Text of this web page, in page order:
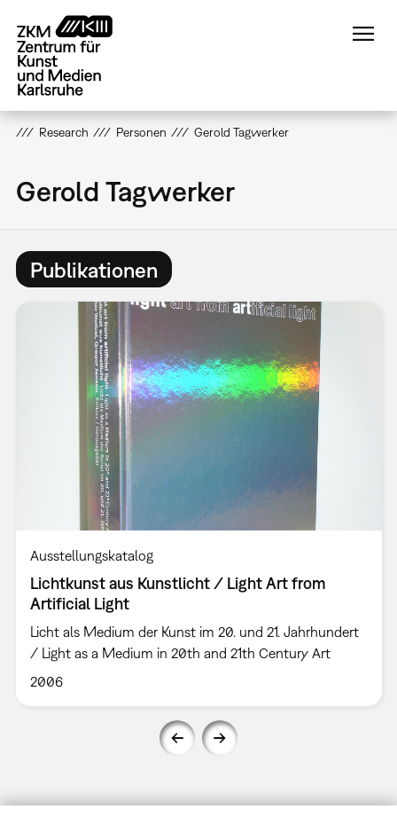
zum
Inhalt
Research Personen Gerold Tagwerker
Gerold Tagwerker
Publikationen
Ausstellungskatalog
Lichtkunst aus Kunstlicht / Light Art from
Artificial Light
Licht als Medium der Kunst im 20. und 21. Jahrhundert
/ Light as a Medium in 20th and 21th Century Art
2006